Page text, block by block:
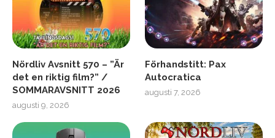
Nördliv Avsnitt 570 – ”Är
det en riktig film?” /
SOMMARAVSNITT 2026
augusti 9, 2026
Förhandstitt: Pax
Autocratica
augusti 7, 2026